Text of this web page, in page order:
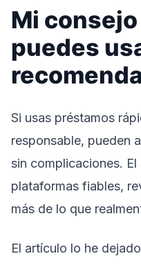
Mi
puedes
Si usas préstamos
responsable, pueden
sin complicaciones.
plataformas fiables,
más de lo que
El artículo lo he